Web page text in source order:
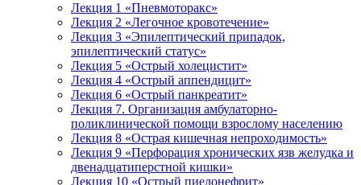
Лекция 1 «Пневмоторакс»
Лекция 2 «Легочное кровотечение»
Лекция 3 «Эпилептический припадок,
эпилептический статус»
Лекция 5 «Острый холецистит»
Лекция 4 «Острый аппендицит»
Лекция 6 «Острый панкреатит»
Лекция 7. Организация амбулаторно-
поликлинической помощи взрослому населению
Лекция 8 «Острая кишечная непроходимость»
Лекция 9 «Перфорация хронических язв желудка и
двенадцатиперстной кишки»
Лекция 10 «Острый пиелонефрит»